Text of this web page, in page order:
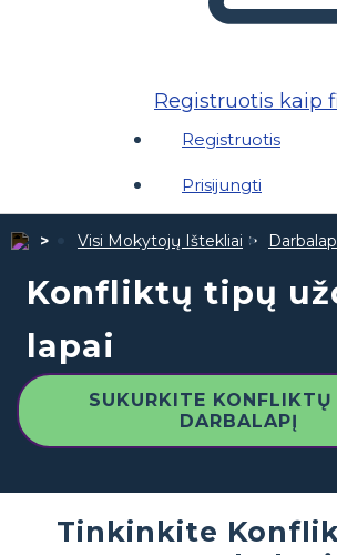
Registruotis kaip
Registruotis
Prisijungti
Visi Mokytojų Ištekliai
Konfliktų tipų
lapai
SUKURKITE
DARBALAPĮ
Tinkinkite